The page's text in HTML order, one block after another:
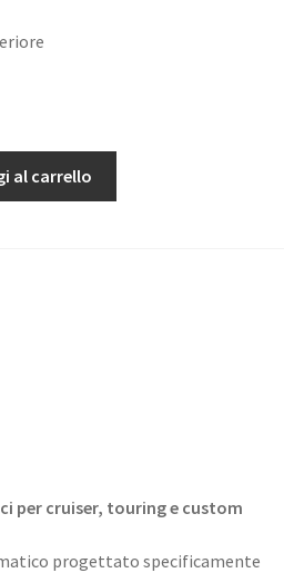
al carrello
per cruiser, touring e custom
progettato specificamente